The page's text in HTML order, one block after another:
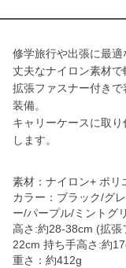
修学旅行や出張に最適
丈夫なナイロン素材で
拡張ファスナー付き
装備。
キャリーケースに取
します。
素材：ナイロン+ ポリ
カラー：ブラック/グ
ー/パープル/ミントグ
高さ:約28-38cm (拡張
22cm 持ち手高さ:約
重さ：約412g